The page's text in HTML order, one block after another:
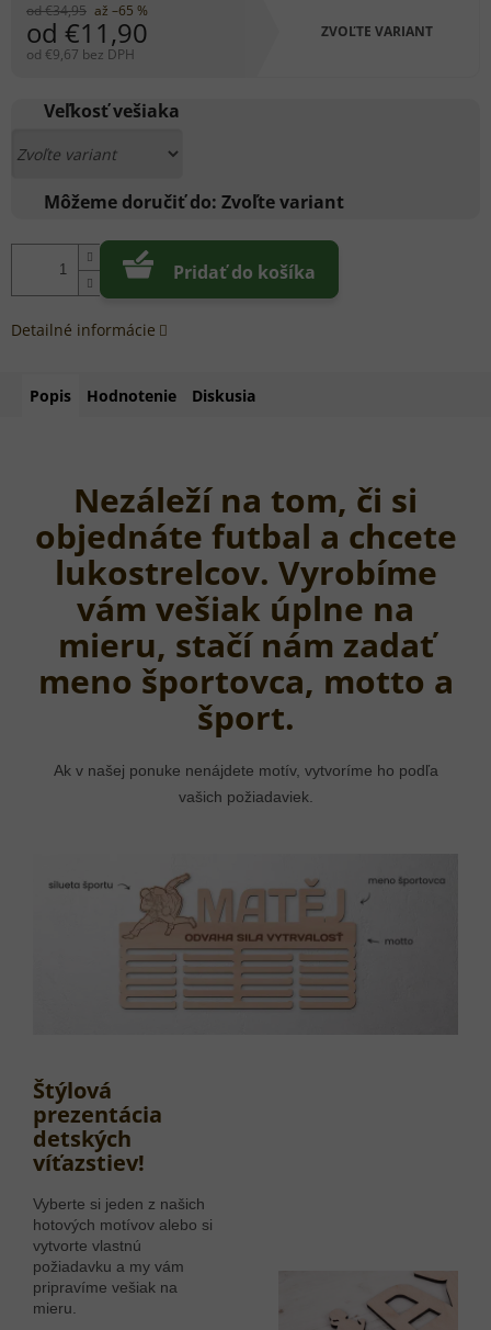
od €34,95 až –65 %
od €11,90
od €9,67 bez DPH
cena:
ZVOĽTE VARIANT
Veľkosť vešiaka
Môžeme doručiť do: Zvoľte variant
Pridať do košíka
Detailné informácie
Popis Hodnotenie Diskusia
Nezáleží na tom, či si
objednáte futbal a chcete
lukostrelcov. Vyrobíme
vám vešiak úplne na
mieru, stačí nám zadať
meno športovca, motto a
šport.
Ak v našej ponuke nenájdete motív, vytvoríme ho podľa
vašich požiadaviek.
Štýlová
prezentácia
detských
víťazstiev!
Vyberte si jeden z našich
hotových motívov alebo si
vytvorte vlastnú
požiadavku a my vám
pripravíme vešiak na
mieru.